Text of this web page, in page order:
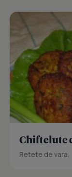
Chiftelute
Retete de vara.